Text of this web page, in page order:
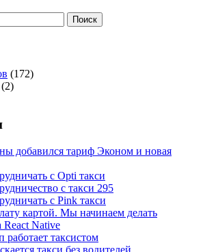
(172)
(2)
добавился тариф Эконом и новая
с Opti такси
с такси 295
с Pink такси
картой. Мы начинаем делать
Native
таксистом